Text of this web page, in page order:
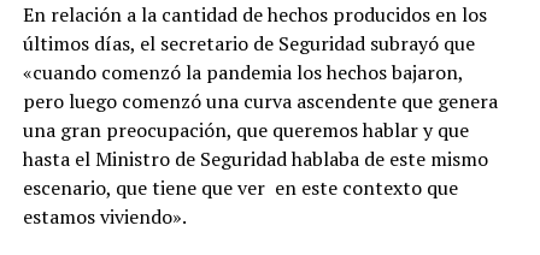
En relación a la cantidad de hechos producidos en los
últimos días, el secretario de Seguridad subrayó que
«cuando comenzó la pandemia los hechos bajaron,
pero luego comenzó una curva ascendente que genera
una gran preocupación, que queremos hablar y que
hasta el Ministro de Seguridad hablaba de este mismo
escenario, que tiene que ver en este contexto que
estamos viviendo».